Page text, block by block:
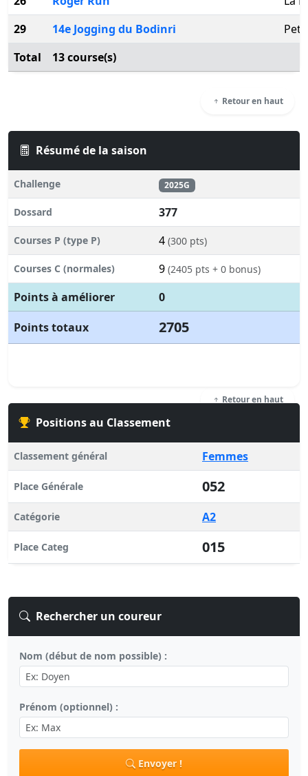
29
14e Jogging du Bodinri
Total
13 course(s)
Retour en haut
Résumé de la saison
Challenge 2025G
Dossard 377
Courses P (type P) 4 (300 pts)
Courses C (normales) 9 (2405 pts + 0 bonus)
Points à améliorer
0
Points totaux
2705
Retour en haut
Positions au Classement
Classement général Femmes
Place Générale 052
Catégorie A2
Place Categ 015
Rechercher un coureur
Nom (début de nom possible) :
Prénom (optionnel) :
Envoyer !